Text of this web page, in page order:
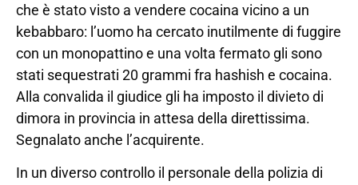
che è stato visto a vendere cocaina vicino a un
kebabbaro: l’uomo ha cercato inutilmente di fuggire
con un monopattino e una volta fermato gli sono
stati sequestrati 20 grammi fra hashish e cocaina.
Alla convalida il giudice gli ha imposto il divieto di
dimora in provincia in attesa della direttissima.
Segnalato anche l’acquirente.
In un diverso controllo il personale della polizia di